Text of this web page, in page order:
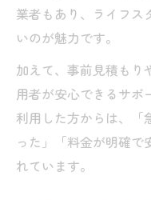
評判を参考
選びのコツ
出張サービ
ング業者
ハウスクリ
ポイント
住環境に合う出
業者もあり、ライフス
いのが魅力です。
加えて、事前見積もり
用者が安心できるサポ
利用した方からは、「
った」「料金が明確で
れています。